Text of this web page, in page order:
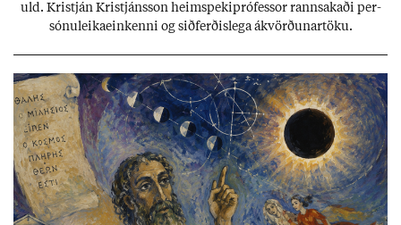
uld. Kristján Kristjáns­son heim­speki­pró­fess­or rann­sak­aði per­
sónu­leika­ein­kenni og sið­ferð­is­lega ákvörð­un­ar­töku.